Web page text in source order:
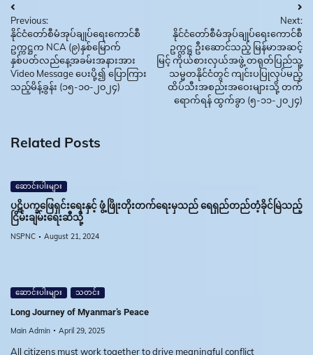
Post
navigation
Previous:
နိုင်ငံတော်စီမံအုပ်ချုပ်ရေးကောင်စီ
ဥက္ကဋ္ဌက NCA (၉)နှစ်မြောက်
နှစ်ပတ်လည်နေ့အခမ်းအနားအား
Video Message ပေးပို့၍ ပြောကြား
သည့်မိန့်ခွန်း (၁၅-၁၀-၂၀၂၄)
Next:
နိုင်ငံတော်စီမံအုပ်ချုပ်ရေးကောင်စီ
ဥက္ကဋ္ဌ ဦးဆောင်သည့် မြန်မာအဆင့်
မြင့် ကိုယ်စားလှယ်အဖွဲ့ တရုတ်ပြည်သူ့
သမ္မတနိုင်ငံတွင် ကျင်းပပြုလုပ်မည့်
ထိပ်သီးအစည်းအဝေးများသို့ တက်
ရောက်ရန် ထွက်ခွာ (၅-၁၁-၂၀၂၄)
Related Posts
ဆောင်းပါးများ
ပဋိပက္ခဖြေရှင်းရေးနှင့် ဖွံ့ဖြိုးတိုးတက်ရေးမှသည် ရေရှည်တည်တံ့ခိုင်မြဲသည့်
ငြိမ်းချမ်းရေးဆီသို့
NSPNC August 21, 2024
ဆောင်းပါးများ သတင်း
Long Journey of Myanmar’s Peace
Main Admin April 29, 2025
All citizens must work together to drive meaningful conflict